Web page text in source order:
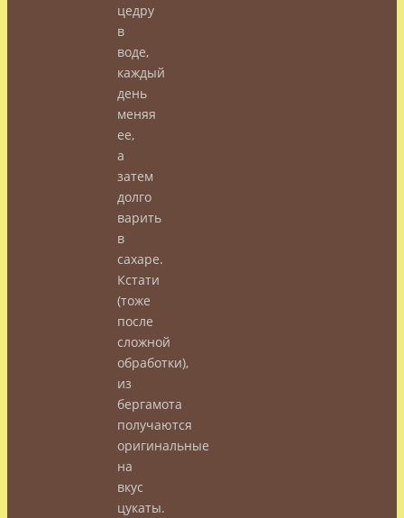
цедру
в
воде,
каждый
день
меняя
ее,
а
затем
долго
варить
в
сахаре.
Кстати
(тоже
после
сложной
обработки),
из
бергамота
получаются
оригинальные
на
вкус
цукаты.